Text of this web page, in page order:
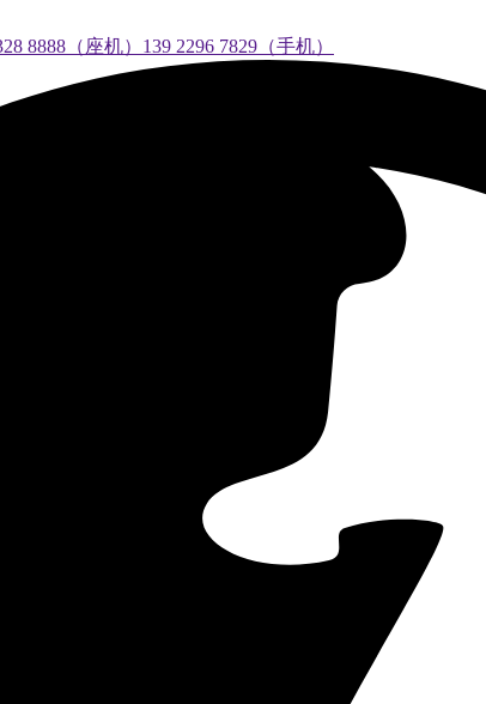
8888（座机）139 2296 7829（手机）